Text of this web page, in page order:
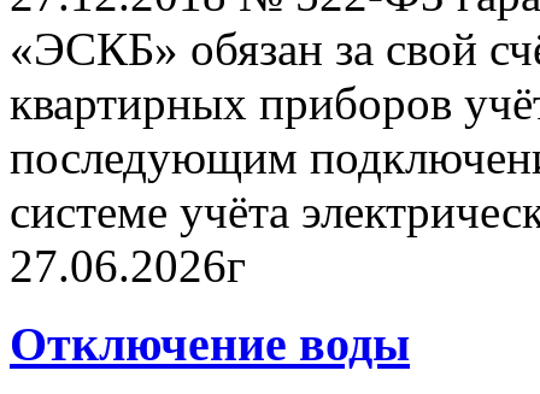
«ЭСКБ» обязан за свой
квартирных приборов
последующим
системе учёта
27.06.2026г
Отключение воды